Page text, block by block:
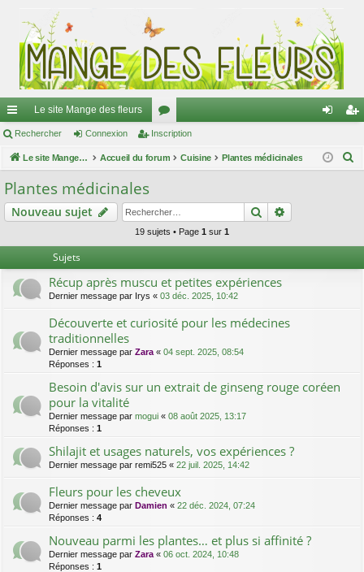
ac
co
ur
ci
Le site Mange des fleurs
or
u
s
ne cri
Rechercher Connexion Inscription
Le site Mange des fleurs Accueil du forum Cuisine Plantes médicinales
r
Plantes médicinales
Nouveau sujet Rechercher
19 sujets • Page 1 sur 1
Sujets
Récup après muscu et petites expériences
Dernier message par Irys « 03 déc. 2025, 10:42
Découverte et curiosité pour les médecines
traditionnelles
Dernier message par Zara « 04 sept. 2025, 08:54
Réponses : 1
Besoin d'avis sur un extrait de ginseng rouge coréen
pour la vitalité
Dernier message par mogui « 08 août 2025, 13:17
Réponses : 1
Shilajit et usages naturels, vos expériences ?
Dernier message par remi525 « 22 juil. 2025, 14:42
Fleurs pour les cheveux
Dernier message par Damien « 22 déc. 2024, 07:24
Réponses : 4
Nouveau parmi les plantes… et plus si affinité ?
Dernier message par Zara « 06 oct. 2024, 10:48
Réponses : 1